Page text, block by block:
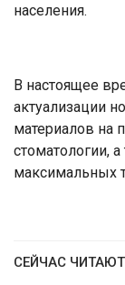
населения.
В настоящее
актуализации
материалов на
стоматологии,
максимальных
СЕЙЧАС ЧИТАЮТ